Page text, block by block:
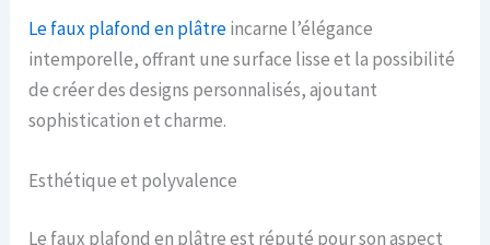
Le faux plafond en plâtreincarne l’élégance
intemporelle, offrant une surface lisse et la possibilité
de créer des designs personnalisés, ajoutant
sophistication et charme.
Esthétique et polyvalence
Le faux plafond en plâtre est réputé pour son aspect